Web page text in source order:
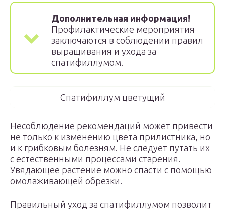
Дополнительная информация!
Профилактические мероприятия
заключаются в соблюдении правил
выращивания и ухода за
спатифиллумом.
Спатифиллум цветущий
Несоблюдение рекомендаций может привести
не только к изменению цвета прилистника, но
и к грибковым болезням. Не следует путать их
с естественными процессами старения.
Увядающее растение можно спасти с помощью
омолаживающей обрезки.
Правильный уход за спатифиллумом позволит